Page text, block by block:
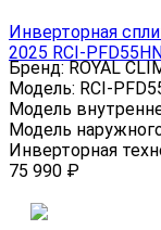
Инверторная
2025 RCI-
Бренд:ROYAL
Модель: RCI-
Модель
Модель
Инверторная
75 990 ₽